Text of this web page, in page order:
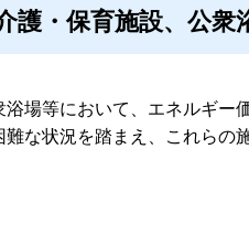
護・保育施設、公
場等において、エネルギー
な状況を踏まえ、これらの